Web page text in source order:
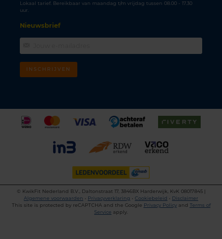
Lokaal tarief. Bereikbaar van maandag t/m vrijdag tussen 08.00 - 17.30
uur.
Nieuwsbrief
INSCHRIJVEN
©
KwikFit Nederland B.V., Daltonstraat 17, 3846BX Harderwijk, KvK 08017845 |
Algemene voorwaarden • Privacyverklaring • Cookiebeleid • Disclaimer
This site is protected by reCAPTCHA and the Google Privacy Policyand Terms of
Service apply.